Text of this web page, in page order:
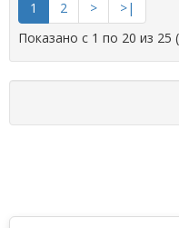
1 2 >
>|
Показано с 1 по 20 из 25